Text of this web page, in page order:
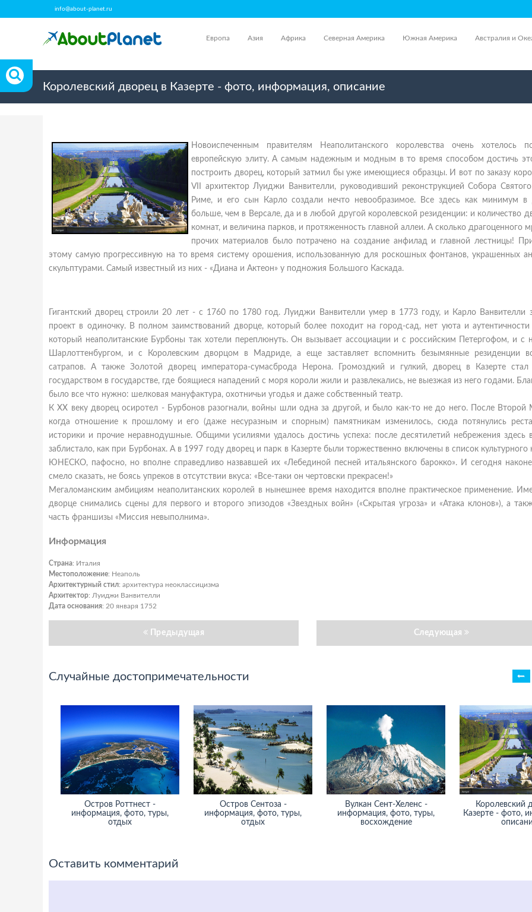
info@about-planet.ru
Европа Азия Африка Северная Америка Южная Америка Австралия и
Королевский дворец в Казерте - фото, информация, описание
Новоиспеченным правителям Неаполитанского королевства очень хотелось
европейскую элиту. А самым надежным и модным в то время способом достичь
построить дворец, который затмил бы уже имеющиеся образцы. И вот по заказу
VII архитектор Луиджи Ванвителли, руководивший реконструкцией Собора
Риме, и его сын Карло создали нечто невообразимое. Все здесь как минимум в
больше, чем в Версале, да и в любой другой королевской резиденции: и количество
комнат, и величина парков, и протяженность главной аллеи. А сколько драгоценного
прочих материалов было потрачено на создание анфилад и главной лестницы!
этому самую прогрессивную на то время систему орошения, использованную для роскошных фонтанов, украшенных
скульптурами. Самый известный из них - «Диана и Актеон» у подножия Большого Каскада.
Гигантский дворец строили 20 лет - с 1760 по 1780 год. Луиджи Ванвителли умер в 1773 году, и Карло Ванвителли
проект в одиночку. В полном заимствований дворце, который более походит на город-сад, нет уюта и аутентичности
который неаполитанские Бурбоны так хотели переплюнуть. Он вызывает ассоциации и с российским Петергофом, и с
Шарлоттенбургом, и с Королевским дворцом в Мадриде, а еще заставляет вспомнить безымянные резиденции
сатрапов. А также Золотой дворец императора-сумасброда Нерона. Громоздкий и гулкий, дворец в Казерте стал
государством в государстве, где боящиеся нападений с моря короли жили и развлекались, не выезжая из него годами.
было все что нужно: шелковая мануфактура, охотничьи угодья и даже собственный театр.
К ХХ веку дворец осиротел - Бурбонов разогнали, войны шли одна за другой, и было как-то не до него. После Второй
когда отношение к прошлому и его (даже несуразным и спорным) памятникам изменилось, сюда потянулись
историки и прочие неравнодушные. Общими усилиями удалось достичь успеха: после десятилетий небрежения здесь
заблистало, как при Бурбонах. А в 1997 году дворец и парк в Казерте были торжественно включены в список культурного
ЮНЕСКО, пафосно, но вполне справедливо назвавшей их «Лебединой песней итальянского барокко». И сегодня
смело сказать, не боясь упреков в отсутствии вкуса: «Все-таки он чертовски прекрасен!»
Мегаломанским амбициям неаполитанских королей в нынешнее время находится вполне практическое применение.
дворце снимались сцены для первого и второго эпизодов «Звездных войн» («Скрытая угроза» и «Атака клонов»), а
часть франшизы «Миссия невыполнима».
Информация
Страна: Италия
Местоположение: Неаполь
Архитектурный стил: архитектура неоклассицизма
Архитектор: Луиджи Ванвителли
Дата основания: 20 января 1752
Предыдущая Следующая
Случайные достопримечательности
Остров Роттнест -
информация, фото, туры,
отдых
Остров Сентоза -
информация, фото, туры,
отдых
Вулкан Сент-Хеленс -
информация, фото, туры,
восхождение
Королевский
Казерте - фото,
Оставить комментарий